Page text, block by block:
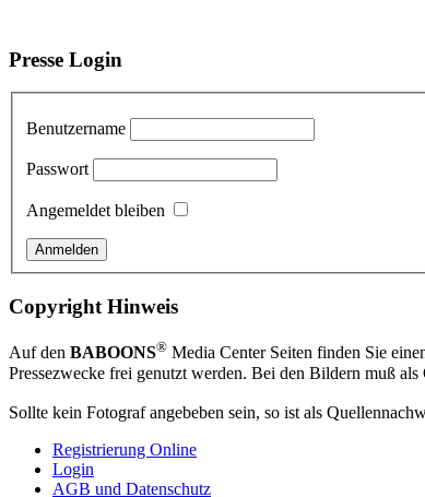
Presse Login
Benutzername
Passwort
Angemeldet bleiben
Copyright Hinweis
Auf den BABOONS® Media Center Seiten finden Sie
Pressezwecke frei genutzt werden. Bei den Bildern muß
Sollte kein Fotograf angebeben sein, so ist als
Registrierung Online
Login
AGB und Datenschutz